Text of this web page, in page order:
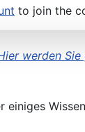
to join the
werden Sie
einiges